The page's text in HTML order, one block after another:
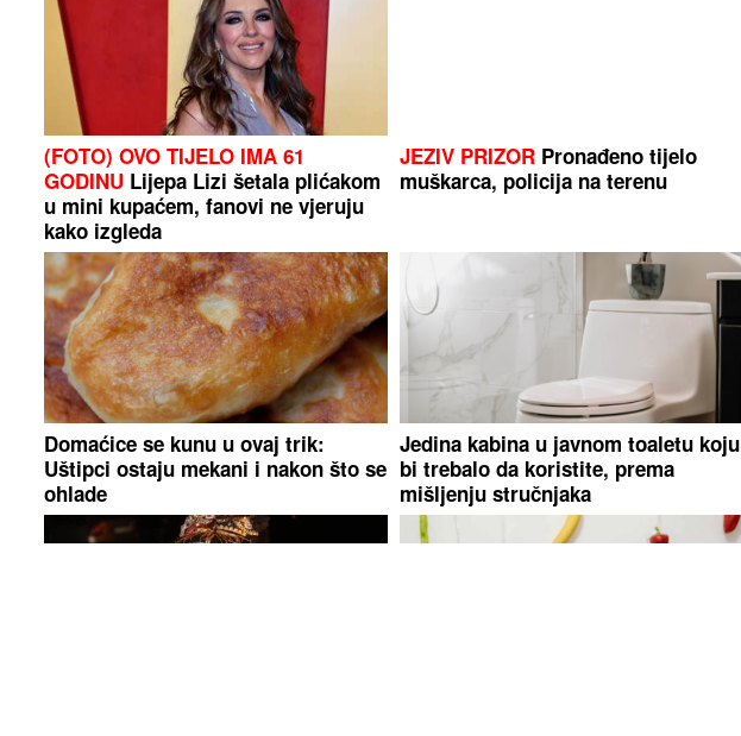
(FOTO) OVO TIJELO IMA 61
GODINU Lijepa Lizi šetala plićakom
u mini kupaćem, fanovi ne vjeruju
kako izgleda
JEZIV PRIZORPronađeno tijelo
muškarca, policija na terenu
Domaćice se kunu u ovaj trik:
Uštipci ostaju mekani i nakon što se
ohlade
Jedina kabina u javnom toaletu koju
bi trebalo da koristite, prema
mišljenju stručnjaka